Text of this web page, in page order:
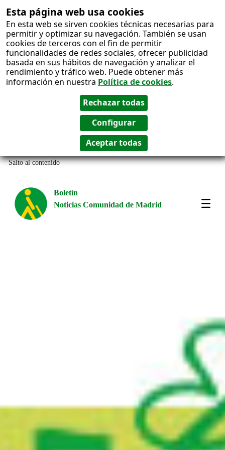
Esta página web usa cookies
En esta web se sirven cookies técnicas necesarias para
permitir y optimizar su navegación. También se usan
cookies de terceros con el fin de permitir
funcionalidades de redes sociales, ofrecer publicidad
basada en sus hábitos de navegación y analizar el
rendimiento y tráfico web. Puede obtener más
información en nuestra Política de cookies.
Salto al contenido
Boletín
Noticias Comunidad de Madrid